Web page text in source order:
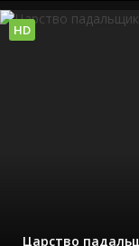
Царство
HD